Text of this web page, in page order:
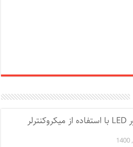
مدار دیمر پاور LED با استفاده از میکروکنترلر